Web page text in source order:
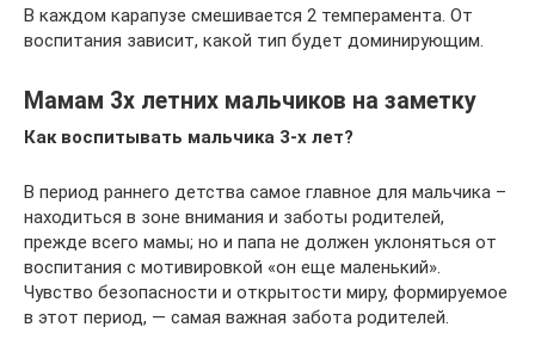
В каждом карапузе смешивается 2 темперамента. От
воспитания зависит, какой тип будет доминирующим.
Мамам 3х летних мальчиков на заметку
Как воспитывать мальчика 3-х лет?
В период раннего детства самое главное для мальчика –
находиться в зоне внимания и заботы родителей,
прежде всего мамы; но и папа не должен уклоняться от
воспитания с мотивировкой «он еще маленький».
Чувство безопасности и открытости миру, формируемое
в этот период, — самая важная забота родителей.